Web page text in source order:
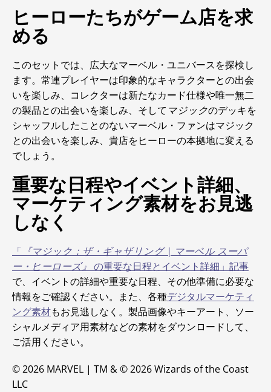
ヒーローたちがゲーム店を求
める
このセットでは、広大なマーベル・ユニバースを探検し
ます。常連プレイヤーは印象的なキャラクターとの出会
いを楽しみ、コレクターは新たなカード仕様や唯一無二
の製品との出会いを楽しみ、そして マジックのデッキを
シャッフルしたことのないマーベル・ファンはマジック
との出会いを楽しみ、貴店をヒーローの本拠地に変える
でしょう。
重要な日程やイベント詳細、
マーケティング素材をお見逃
しなく
「 『マジック：ザ・ギャザリング | マーベル スーパ
ー・ヒーローズ』 の重要な日程とイベント詳細」記事
で、イベントの詳細や重要な日程、その他準備に必要な
情報をご確認ください。また、各種デジタルマーケティ
ング素材もお見逃しなく。製品画像やキーアート、ソー
シャルメディア用素材などの素材をダウンロードして、
ご活用ください。
© 2026 MARVEL | TM & © 2026 Wizards of the Coast
LLC